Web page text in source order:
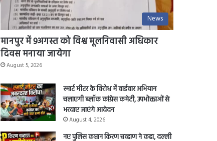
News
मानपुर में 9अगस्त को विश्व मूलनिवासी अधिकार
दिवस मनाया जायेगा
August 5, 2026
स्मार्ट मीटर के विरोध में वार्डवार अभियान
चलाएगी ब्लॉक कांग्रेस कमेटी, उपभोक्ताओं से
भरवाए जाएंगे आवेदन
August 4, 2026